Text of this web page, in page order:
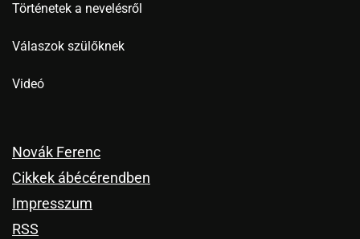
Történetek a nevelésről
Válaszok szülőknek
Videó
Novák Ferenc
Cikkek ábécérendben
Impresszum
RSS